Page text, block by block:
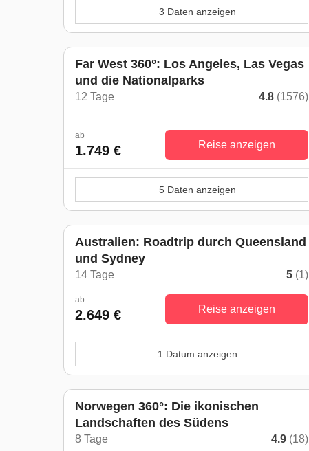
3 Daten anzeigen
Far West 360°: Los Angeles, Las Vegas
und die Nationalparks
12 Tage 4.8 (1576)
ab
1.749 € Reise anzeigen
5 Daten anzeigen
Australien: Roadtrip durch Queensland
und Sydney
14 Tage 5 (1)
ab
2.649 € Reise anzeigen
1 Datum anzeigen
Norwegen 360°: Die ikonischen
Landschaften des Südens
8 Tage 4.9 (18)